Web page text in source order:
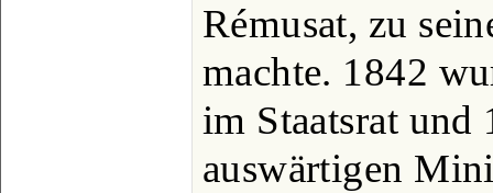
Rémusat, zu
machte. 1842
im Staatsrat
auswärtigen